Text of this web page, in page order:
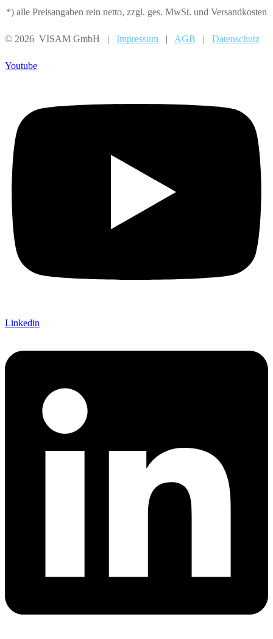
*) alle Preisangaben rein netto, zzgl. ges. MwSt. und Versandkosten
© 2026 VISAM GmbH | Impressum | AGB | Datenschutz
Youtube
Linkedin